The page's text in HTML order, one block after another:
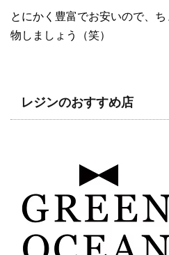
とにかく豊富でお安いので、
物しましょう（笑）
レジンのおすすめ店